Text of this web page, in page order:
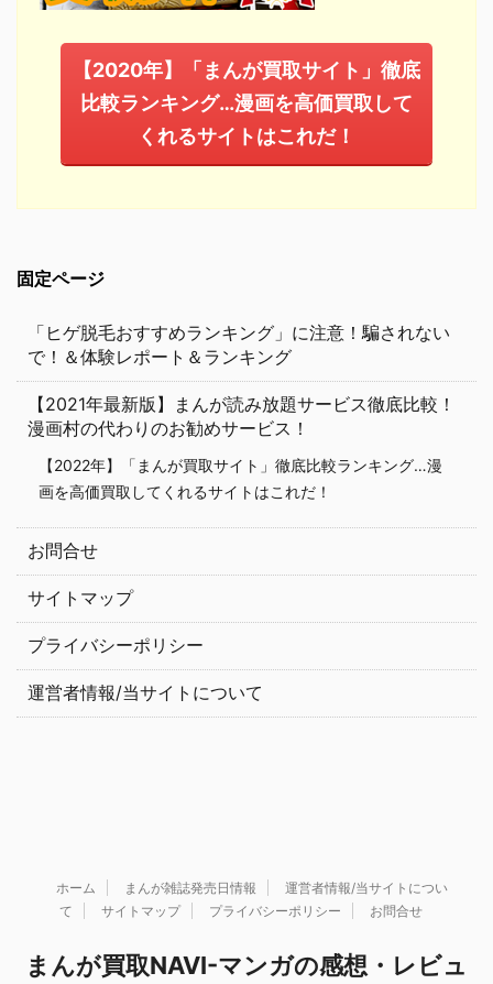
【2020年】「まんが買取サイト」徹底
比較ランキング…漫画を高価買取して
くれるサイトはこれだ！
固定ページ
「ヒゲ脱毛おすすめランキング」に注意！騙されない
で！＆体験レポート＆ランキング
【2021年最新版】まんが読み放題サービス徹底比較！
漫画村の代わりのお勧めサービス！
【2022年】「まんが買取サイト」徹底比較ランキング…漫
画を高価買取してくれるサイトはこれだ！
お問合せ
サイトマップ
プライバシーポリシー
運営者情報/当サイトについて
ホーム まんが雑誌発売日情報
運営者情報/当サイトについ
て
サイトマップ プライバシーポリシー お問合せ
まんが買取NAVI-マンガの感想・レビュ